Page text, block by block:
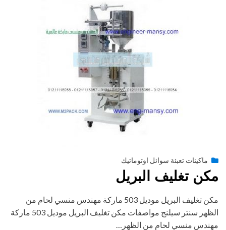
byengmansyPostedأغسطس 27, 2020
ماكينات تعبئة سوائل اوتوماتيك
مكن تغليف البريل‎
مكن تغليف البريل‎ موديل 503 ماركة مهندس منسي لحام من
الظهر سنتر سيلنج مواصفات مكن تغليف البريل‎ موديل 503 ماركة
مهندس منسي لحام من الظهر…